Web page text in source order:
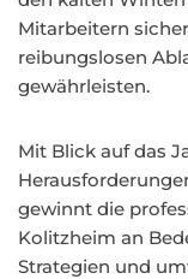
Mitarbeitern
reibungslosen
gewährleisten.
Mit Blick auf das
gewinnt die
Kolitzheim an
Strategien und